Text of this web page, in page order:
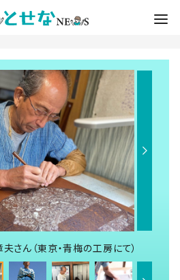
ん（東京・青梅の工房にて）